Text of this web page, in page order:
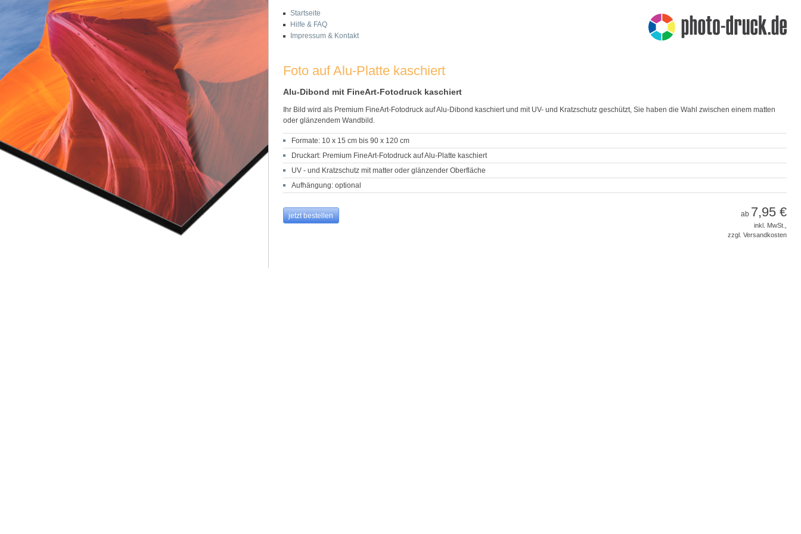
Startseite
Hilfe & FAQ
Impressum & Kontakt
Foto auf Alu-Platte kaschiert
Alu-Dibond mit FineArt-Fotodruck kaschiert
Ihr Bild wird als Premium FineArt-Fotodruck auf Alu-Dibond kaschiert und mit UV- und Kratzschutz geschützt, Sie haben die Wahl zwischen einem matten
oder glänzendem Wandbild.
Formate: 10 x 15 cm bis 90 x 120 cm
Druckart: Premium FineArt-Fotodruck auf Alu-Platte kaschiert
UV - und Kratzschutz mit matter oder glänzender Oberfläche
Aufhängung: optional
jetzt bestellen ab 7,95 €
inkl. MwSt.,
zzgl. Versandkosten